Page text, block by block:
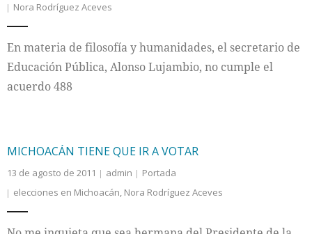
Nora Rodríguez Aceves
En materia de filosofía y humanidades, el secretario de
Educación Pública, Alonso Lujambio, no cumple el
acuerdo 488
MICHOACÁN TIENE QUE IR A VOTAR
13 de agosto de 2011 admin
Portada
elecciones en Michoacán, Nora Rodríguez Aceves